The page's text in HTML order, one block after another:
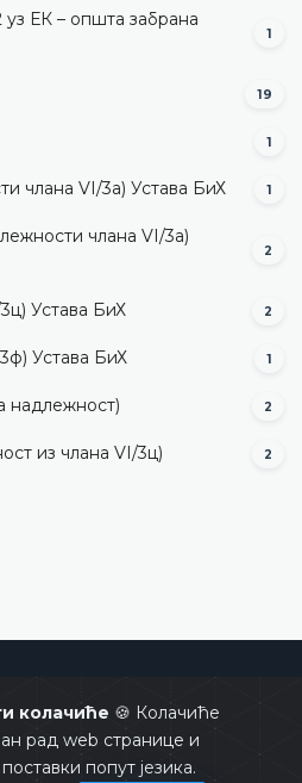
колачиће 🍪 Колачиће
рад web странице и
попут језика.
уз ЕК – општа забрана
1
19
1
члана VI/3а) Устава БиХ 1
члана VI/3а)
2
Устава БиХ 2
Устава БиХ 1
надлежност) 2
из члана VI/3ц) 2